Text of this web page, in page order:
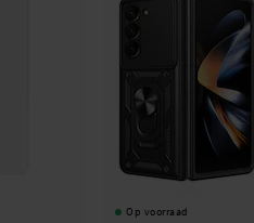
Op voorraad